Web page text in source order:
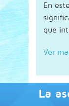
En
que
Ver
La